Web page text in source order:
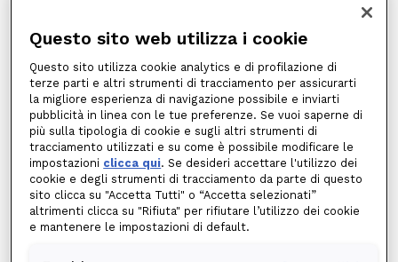
Ma quali sono le novità della delibera? Che cosa
aggiornamenti nel tempo? Di seguito viene
riportata una breve presentazione al testo
aggiornato della delibera 111/06.
Che cos’è la delibera 111/06
Ladelibera 111/06 di ARERA, l’Autorità di
regolazione per energia reti e ambiente (ex
Questo sito web utilizza i cookie
Questo sito utilizza cookie analytics e di profilazione di
terze parti e altri strumenti di tracciamento per assicurarti
la migliore esperienza di navigazione possibile e inviarti
pubblicità in linea con le tue preferenze. Se vuoi saperne di
più sulla tipologia di cookie e sugli altri strumenti di
tracciamento utilizzati e su come è possibile modificare le
impostazioni clicca qui. Se desideri accettare l'utilizzo dei
cookie e degli strumenti di tracciamento da parte di questo
sito clicca su "Accetta Tutti" o “Accetta selezionati”
altrimenti clicca su "Rifiuta" per rifiutare l’utilizzo dei cookie
e mantenere le impostazioni di default.